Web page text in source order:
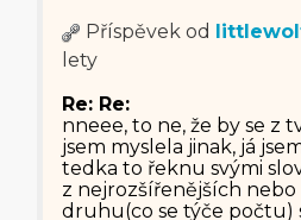
Příspěvek od
lety
Re: Re:
nneee, to ne, že by se z
jsem myslela jinak, já
tedka to řeknu svými
z nejrozšířenějších
druhu(co se týče počtu)